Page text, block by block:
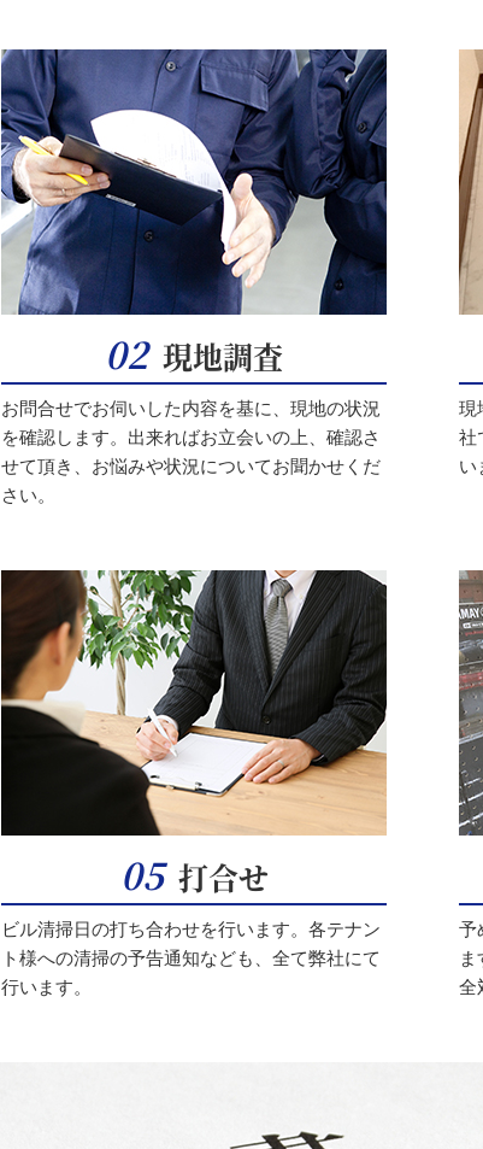
02 現地調査
お問合せでお伺いした内容を基に、現地の状況
を確認します。出来ればお立会いの上、確認さ
せて頂き、お悩みや状況についてお聞かせくだ
さい。
現
社
い
05 打合せ
ビル清掃日の打ち合わせを行います。各テナン
ト様への清掃の予告通知なども、全て弊社にて
行います。
予
全